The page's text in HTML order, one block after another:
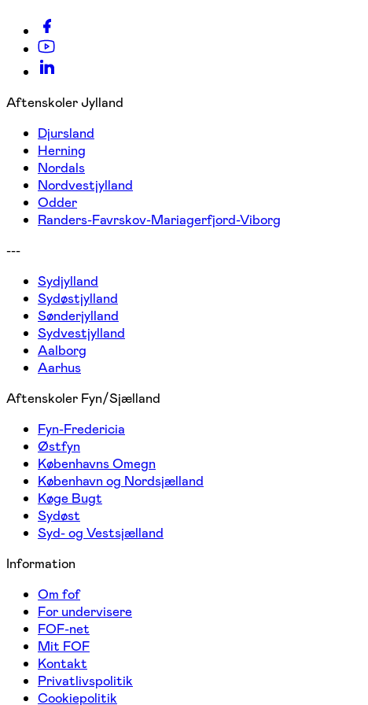
Aftenskoler Jylland
Djursland
Herning
Nordals
Nordvestjylland
Odder
Randers-Favrskov-Mariagerfjord-Viborg
---
Sydjylland
Sydøstjylland
Sønderjylland
Sydvestjylland
Aalborg
Aarhus
Aftenskoler Fyn/Sjælland
Fyn-Fredericia
Østfyn
Københavns Omegn
København og Nordsjælland
Køge Bugt
Sydøst
Syd- og Vestsjælland
Information
Om fof
For undervisere
FOF-net
Mit FOF
Kontakt
Privatlivspolitik
Cookiepolitik